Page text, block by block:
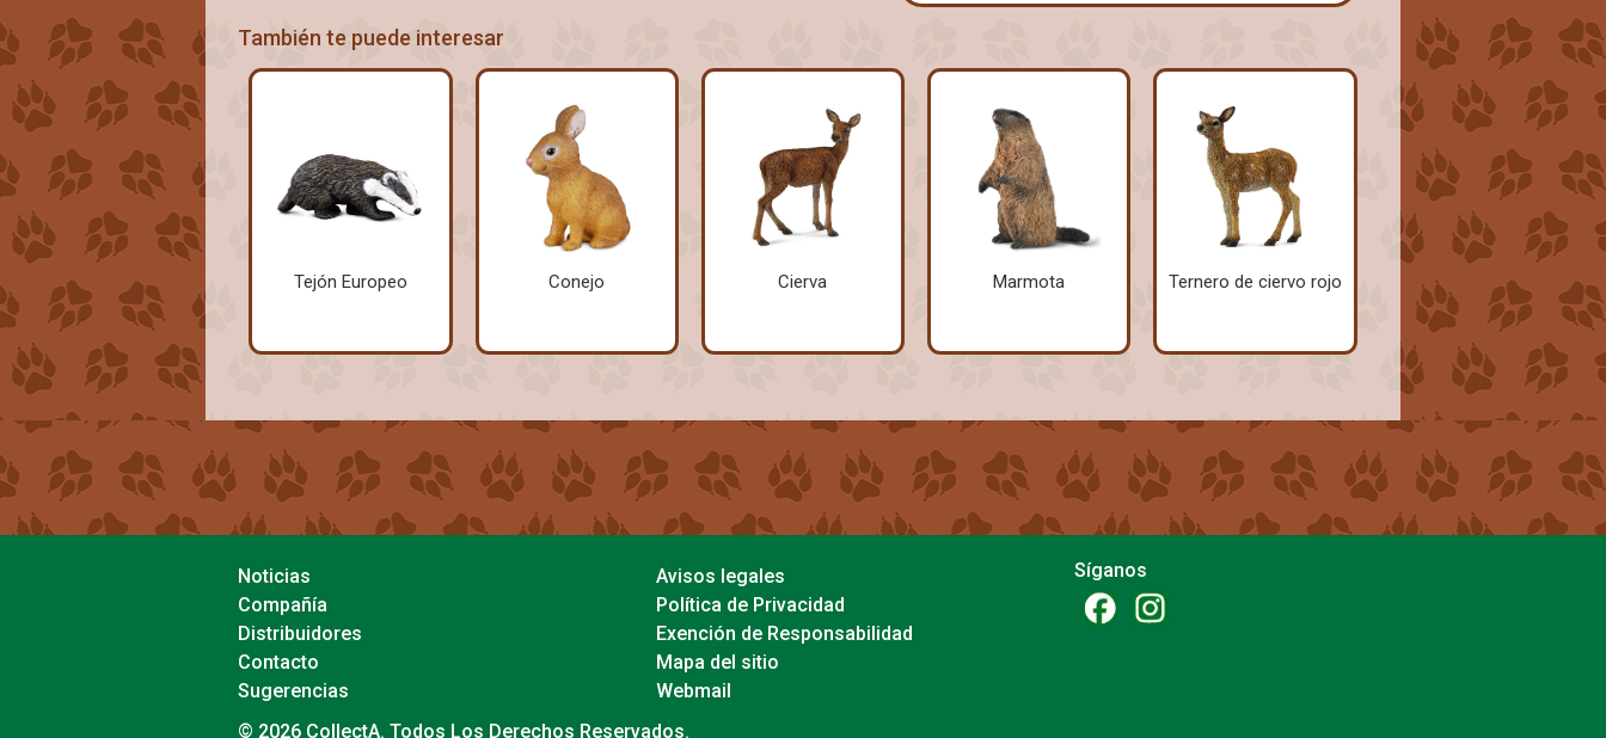
También te puede interesar
Tejón Europeo Conejo Cierva Marmota Ternero de ciervo rojo
Noticias
Compañía
Distribuidores
Contacto
Sugerencias
Avisos legales
Política de Privacidad
Exención de Responsabilidad
Mapa del sitio
Webmail
Síganos
© 2026 CollectA. Todos Los Derechos Reservados.